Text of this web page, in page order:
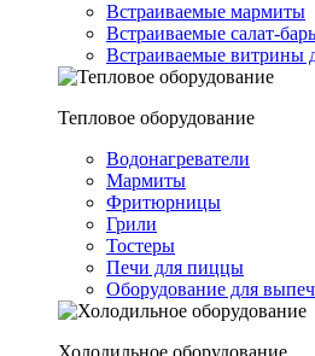
Встраиваемые мармиты
Встраиваемые салат-
Встраиваемые витрины
Тепловое оборудование
Водонагреватели
Мармиты
Фритюрницы
Грили
Тостеры
Печи для пиццы
Оборудование для
Холодильное оборудование